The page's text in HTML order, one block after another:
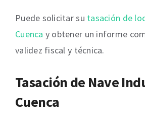
Puede solicitar su tasación de
Cuenca y obtener un informe
validez fiscal y técnica.
Tasación de Nave
Cuenca